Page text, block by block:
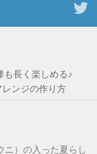
長く楽しめる♪
ンジの作り方
ニ）の入った夏らし